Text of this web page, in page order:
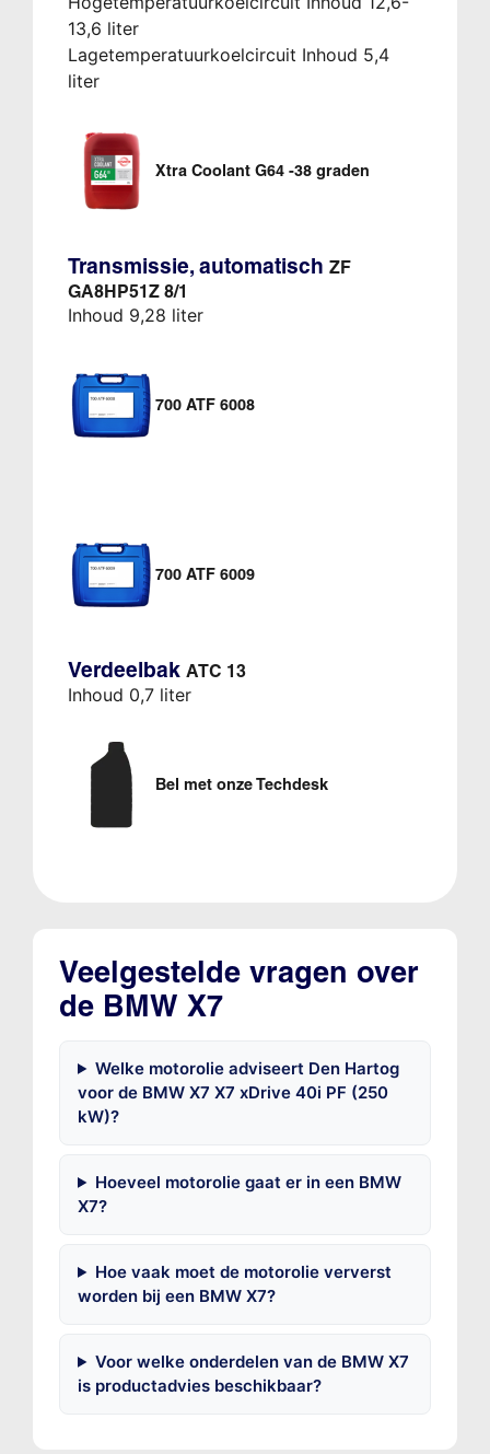
13,6 liter
Lagetemperatuurkoelcircuit Inhoud 5,4
liter
Xtra Coolant G64 -38 graden
Transmissie, automatisch ZF
GA8HP51Z 8/1
Inhoud 9,28 liter
700 ATF 6008
700 ATF 6009
Verdeelbak ATC 13
Inhoud 0,7 liter
Bel met onze Techdesk
Veelgestelde vragen over
de BMW X7
Welke motorolie adviseert Den Hartog
voor de BMW X7 X7 xDrive 40i PF (250
kW)?
Hoeveel motorolie gaat er in een BMW
X7?
Hoe vaak moet de motorolie ververst
worden bij een BMW X7?
Voor welke onderdelen van de BMW X7
is productadvies beschikbaar?